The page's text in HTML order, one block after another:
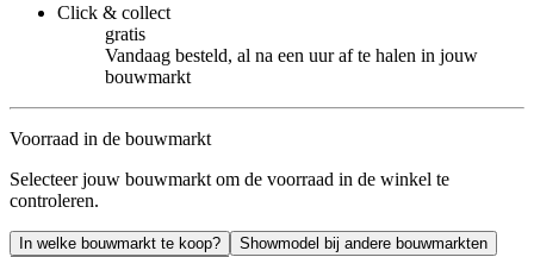
Click & collect
gratis
Vandaag besteld, al na een uur af te halen in jouw
bouwmarkt
Voorraad in de bouwmarkt
Selecteer jouw bouwmarkt om de voorraad in de winkel te
controleren.
In welke bouwmarkt te koop? Showmodel bij andere bouwmarkten